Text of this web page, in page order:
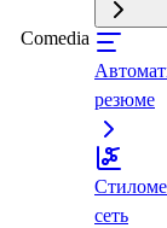
Comedia
резюме
сеть